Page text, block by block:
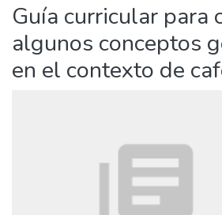
Guía curricular para
algunos conceptos
en el contexto de